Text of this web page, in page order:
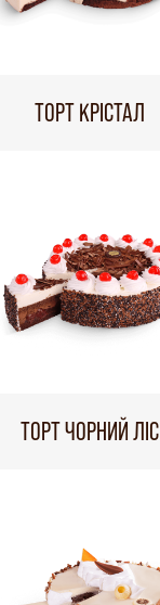
ТОРТ КРІСТАЛ
ТОРТ ЧОРНИЙ ЛІС